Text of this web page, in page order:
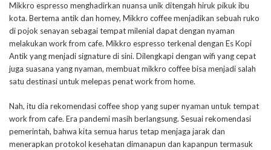
Mikkro espresso menghadirkan nuansa unik ditengah hiruk pikuk ibu
kota. Bertema antik dan homey, Mikkro coffee menjadikan sebuah ruko
di pojok senayan sebagai tempat milenial dapat dengan nyaman
melakukan work from cafe. Mikkro espresso terkenal dengan Es Kopi
Antik yang menjadi signature di sini. Dilengkapi dengan wifi yang cepat
juga suasana yang nyaman, membuat mikkro coffee bisa menjadi salah
satu destinasi untuk melepas penat work from home.
Nah, itu dia rekomendasi coffee shop yang super nyaman untuk tempat
work from cafe. Era pandemi masih berlangsung. Sesuai rekomendasi
pemerintah, bahwa kita semua harus tetap menjaga jarak dan
menerapkan protokol kesehatan dimanapun dan kapanpun termasuk